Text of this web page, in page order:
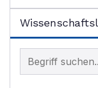
Begriff im